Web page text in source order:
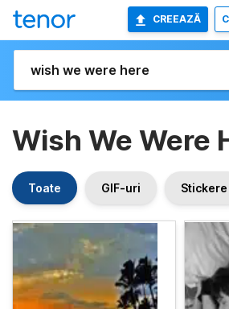
CREEAZĂ
Wish We Were
Toate GIF-uri Stickere